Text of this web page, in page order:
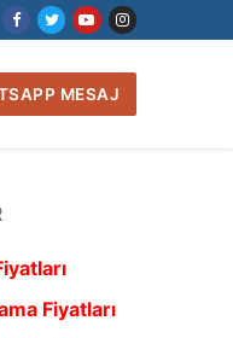
MESAJ
Fiyatları